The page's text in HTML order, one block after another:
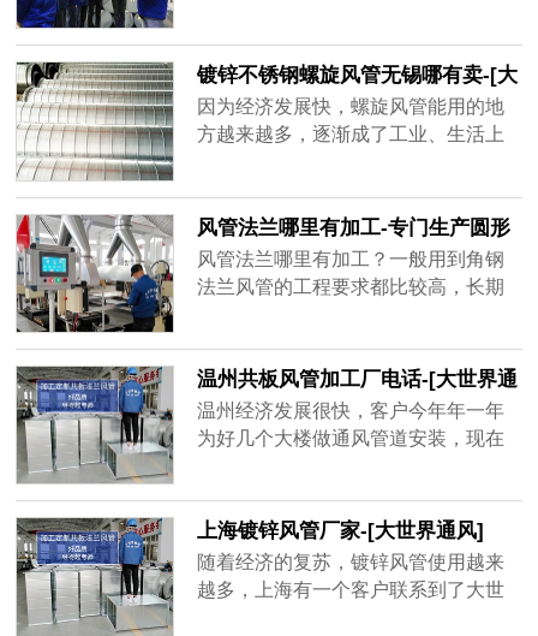
家偷工减料已成常态，比如客户要求
用1mm的板材做，实际到手可能是0.6
厚、0.8厚，看似价格实惠，在实际使
用过程中容易出现状况，运送带粉尘
技术不......
镀锌不锈钢螺旋风管无锡哪有卖-[大
世界]
因为经济发展快，螺旋风管能用的地
方越来越多，逐渐成了工业、生活上
厂家也跟着变多，但是质量可能比不
了品牌厂家，大世界通风作为行业内
品牌厂家，精益求精的品质顺应客户
对螺旋风管质量上的要求。
风管法兰哪里有加工-专门生产圆形
矩形风管法兰[大世界通风]
风管法兰哪里有加工？一般用到角钢
法兰风管的工程要求都比较高，长期
大的作用。
温州共板风管加工厂电话-[大世界通
风]
温州经济发展很快，客户今年年一年
为好几个大楼做通风管道安装，现在
大一点的地方用角钢法兰风管，共板
风管为了不影响到后期使用效果，需
要增强共板风管密封性、抗压强度，
质量好的共板风管不容易坏，不会漏
上海镀锌风管厂家-[大世界通风]
随着经济的复苏，镀锌风管使用越来
越多，上海有一个客户联系到了大世